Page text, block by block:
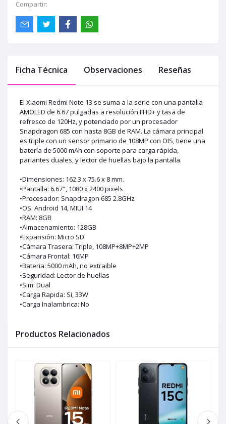
Compartir:
Ficha Técnica Observaciones Reseñas
El Xiaomi Redmi Note 13 se suma a la serie con una pantalla
AMOLED de 6.67 pulgadas a resolución FHD+ y tasa de
refresco de 120Hz, y potenciado por un procesador
Snapdragon 685 con hasta 8GB de RAM. La cámara principal
es triple con un sensor primario de 108MP con OIS, tiene una
batería de 5000 mAh con soporte para carga rápida,
parlantes duales, y lector de huellas bajo la pantalla.
•Dimensiones: 162.3 x 75.6 x 8 mm.
•Pantalla: 6.67", 1080 x 2400 pixels
•Procesador: Snapdragon 685 2.8GHz
•OS: Android 14, MIUI 14
•RAM: 8GB
•Almacenamiento: 128GB
•Expansión: Micro SD
•Cámara Trasera: Triple, 108MP+8MP+2MP
•Cámara Frontal: 16MP
•Bateria: 5000 mAh, no extraible
•Seguridad: Lector de huellas
•Sim: Dual
•Carga Rapida: Si, 33W
•Carga Inalambrica: No
Productos Relacionados